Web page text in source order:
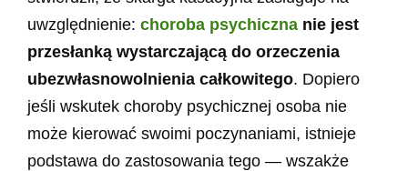
uwzględnienie: choroba psychiczna nie jest
przesłanką wystarczającą do orzeczenia
ubezwłasnowolnienia całkowitego. Dopiero
jeśli wskutek choroby psychicznej osoba nie
może kierować swoimi poczynaniami, istnieje
podstawa do zastosowania tego — wszakże